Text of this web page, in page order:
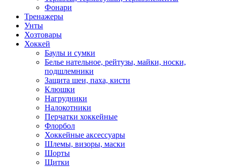
Фонари
Тренажеры
Унты
Хозтовары
Хоккей
Баулы и сумки
Белье нательное, рейтузы, майки, носки,
подшлемники
Защита шеи, паха, кисти
Клюшки
Нагрудники
Налокотники
Перчатки хоккейные
Флорбол
Хоккейные аксессуары
Шлемы, визоры, маски
Шорты
Щитки